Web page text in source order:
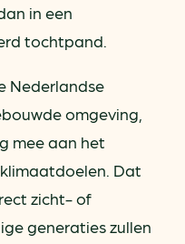
in een
tochtpand.
Nederlandse
omgeving,
mee aan het
Dat
zicht- of
generaties zullen